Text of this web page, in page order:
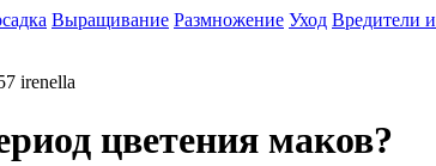
Выращивание Размножение Уход Вредители
irenella
цветения маков?